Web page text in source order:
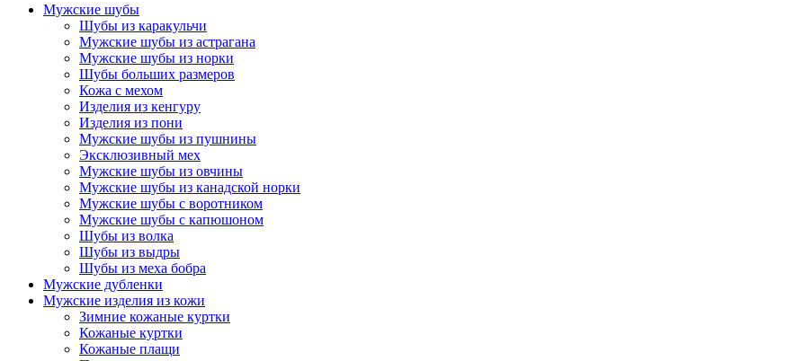
Мужские шубы
Шубы из каракульчи
Мужские шубы из астрагана
Мужские шубы из норки
Шубы больших размеров
Кожа с мехом
Изделия из кенгуру
Изделия из пони
Мужские шубы из пушнины
Эксклюзивный мех
Мужские шубы из овчины
Мужские шубы из канадской норки
Мужские шубы с воротником
Мужские шубы с капюшоном
Шубы из волка
Шубы из выдры
Шубы из меха бобра
Мужские дубленки
Мужские изделия из кожи
Зимние кожаные куртки
Кожаные куртки
Кожаные плащи